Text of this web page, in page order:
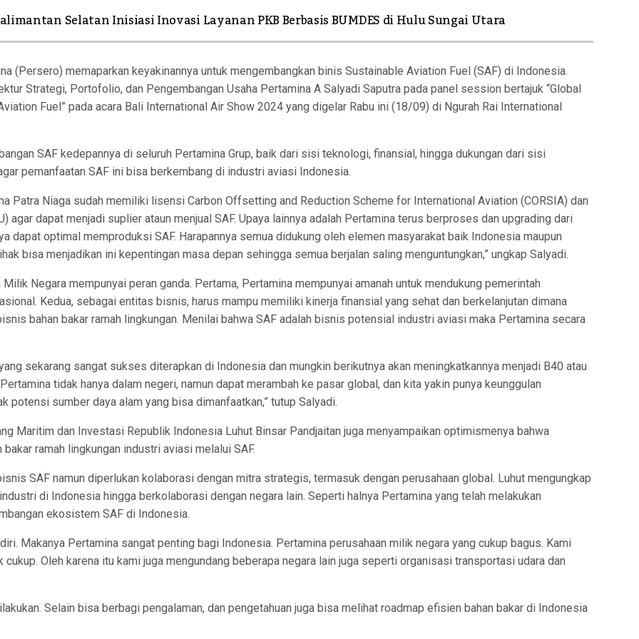
Selatan Inisiasi Inovasi Layanan PKB Berbasis BUMDES di Hulu Sungai Utara
(Persero) memaparkan keyakinannya untuk mengembangkan binis Sustainable Aviation Fuel (SAF) di Indonesia.
Strategi, Portofolio, dan Pengembangan Usaha Pertamina A Salyadi Saputra pada panel session bertajuk “Global
Fuel” pada acara Bali International Air Show 2024 yang digelar Rabu ini (18/09) di Ngurah Rai International
SAF kedepannya di seluruh Pertamina Grup, baik dari sisi teknologi, finansial, hingga dukungan dari sisi
pemanfaatan SAF ini bisa berkembang di industri aviasi Indonesia.
Patra Niaga sudah memiliki lisensi Carbon Offsetting and Reduction Scheme for International Aviation (CORSIA) dan
agar dapat menjadi suplier ataun menjual SAF. Upaya lainnya adalah Pertamina terus berproses dan upgrading dari
dapat optimal memproduksi SAF. Harapannya semua didukung oleh elemen masyarakat baik Indonesia maupun
bisa menjadikan ini kepentingan masa depan sehingga semua berjalan saling menguntungkan,” ungkap Salyadi.
Negara mempunyai peran ganda. Pertama, Pertamina mempunyai amanah untuk mendukung pemerintah
Kedua, sebagai entitas bisnis, harus mampu memiliki kinerja finansial yang sehat dan berkelanjutan dimana
bahan bakar ramah lingkungan. Menilai bahwa SAF adalah bisnis potensial industri aviasi maka Pertamina secara
sekarang sangat sukses diterapkan di Indonesia dan mungkin berikutnya akan meningkatkannya menjadi B40 atau
tidak hanya dalam negeri, namun dapat merambah ke pasar global, dan kita yakin punya keunggulan
sumber daya alam yang bisa dimanfaatkan,” tutup Salyadi.
Maritim dan Investasi Republik Indonesia Luhut Binsar Pandjaitan juga menyampaikan optimismenya bahwa
ramah lingkungan industri aviasi melalui SAF.
SAF namun diperlukan kolaborasi dengan mitra strategis, termasuk dengan perusahaan global. Luhut mengungkap
di Indonesia hingga berkolaborasi dengan negara lain. Seperti halnya Pertamina yang telah melakukan
ekosistem SAF di Indonesia.
Makanya Pertamina sangat penting bagi Indonesia. Pertamina perusahaan milik negara yang cukup bagus. Kami
Oleh karena itu kami juga mengundang beberapa negara lain juga seperti organisasi transportasi udara dan
Selain bisa berbagi pengalaman, dan pengetahuan juga bisa melihat roadmap efisien bahan bakar di Indonesia